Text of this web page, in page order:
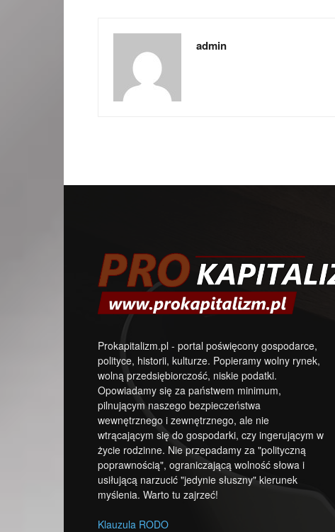
admin
Prokapitalizm.pl - portal poświęcony gospodarce,
polityce, historii, kulturze. Popieramy wolny rynek,
wolną przedsiębiorczość, niskie podatki.
Opowiadamy się za państwem minimum,
pilnującym naszego bezpieczeństwa
wewnętrznego i zewnętrznego, ale nie
wtrącającym się do gospodarki, czy ingerującym w
życie rodzinne. Nie przepadamy za "polityczną
poprawnością", ograniczającą wolność słowa i
usiłującą narzucić "jedynie słuszny" kierunek
myślenia. Warto tu zajrzeć!
Klauzula RODO